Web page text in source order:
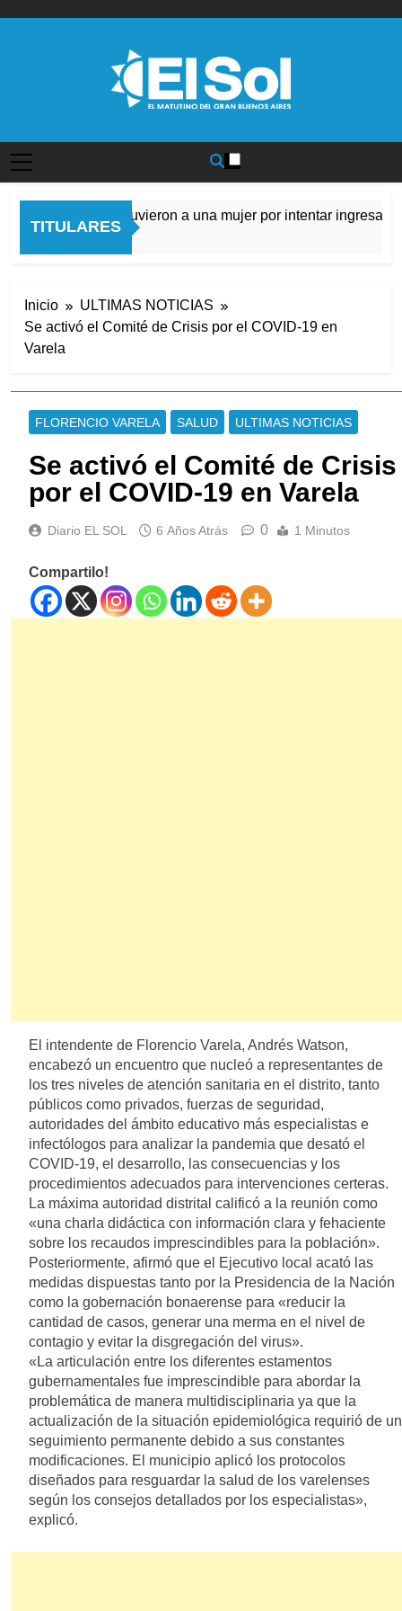
TITULARES
Quilmes: detuvieron a una mujer por intentar ingresar
Inicio
ULTIMAS NOTICIAS
Se activó el Comité de Crisis por el COVID-19 en
Varela
FLORENCIO VARELA SALUD ULTIMAS NOTICIAS
Se activó el Comité de Crisis
por el COVID-19 en Varela
Diario EL SOL 6 Años Atrás 0 1 Minutos
Compartilo!
El intendente de Florencio Varela, Andrés Watson,
encabezó un encuentro que nucleó a representantes de
los tres niveles de atención sanitaria en el distrito, tanto
públicos como privados, fuerzas de seguridad,
autoridades del ámbito educativo más especialistas e
infectólogos para analizar la pandemia que desató el
COVID-19, el desarrollo, las consecuencias y los
procedimientos adecuados para intervenciones certeras.
La máxima autoridad distrital calificó a la reunión como
«una charla didáctica con información clara y fehaciente
sobre los recaudos imprescindibles para la población».
Posteriormente, afirmó que el Ejecutivo local acató las
medidas dispuestas tanto por la Presidencia de la Nación
como la gobernación bonaerense para «reducir la
cantidad de casos, generar una merma en el nivel de
contagio y evitar la disgregación del virus».
«La articulación entre los diferentes estamentos
gubernamentales fue imprescindible para abordar la
problemática de manera multidisciplinaria ya que la
actualización de la situación epidemiológica requirió de un
seguimiento permanente debido a sus constantes
modificaciones. El municipio aplicó los protocolos
diseñados para resguardar la salud de los varelenses
según los consejos detallados por los especialistas»,
explicó.